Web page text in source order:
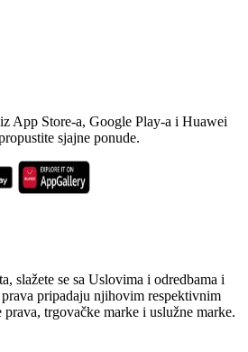
App Store-a, Google Play-a i Huawei
sjajne ponude.
slažete se sa Uslovima i odredbama i
pripadaju njihovim respektivnim
prava, trgovačke marke i uslužne marke.